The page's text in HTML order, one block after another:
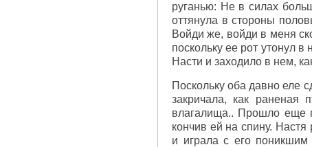
руганью: Не в силах
оттянула в стороны
Войди же, войди в меня
поскольку ее рот утонул
Насти и заходило в нем,
Поскольку оба давно еле
закричала, как
влагалища.. Прошло еще
кончив ей на спину.
и играла с его